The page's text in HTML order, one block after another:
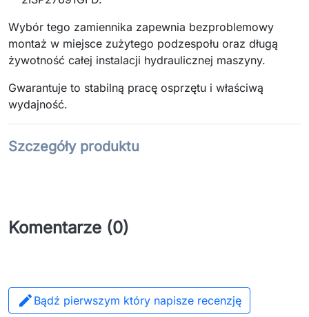
Wybór tego zamiennika zapewnia bezproblemowy
montaż w miejsce zużytego podzespołu oraz długą
żywotność całej instalacji hydraulicznej maszyny.
Gwarantuje to stabilną pracę osprzętu i właściwą
wydajność.
Szczegóły produktu
Komentarze (0)
 Bądź pierwszym który napisze recenzję